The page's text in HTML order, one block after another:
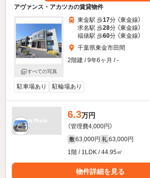
アヴァンス・アカツカの賃貸物件
すべての写真
東金駅 歩17分 （東金線）
求名駅 歩28分 （東金線）
福俵駅 歩60分 （東金線）
千葉県東金市田間
2階建 / 9年6ヶ月 / -
駐車場あり 駐輪場あり
6.3万円
（管理費4,000円）
敷 63,000円 礼 63,000円
1階 / 1LDK / 44.95㎡
物件詳細を見る